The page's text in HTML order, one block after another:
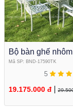
Bộ bàn ghế
nhật màu trắng
Mã SP: BND-17590TK
5
19.175.000 đ